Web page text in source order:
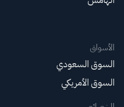
الأسواق
السوق السعودي
السوق الأمريكي